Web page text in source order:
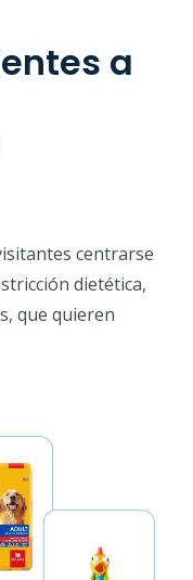
a
centrarse
dietética,
que quieren